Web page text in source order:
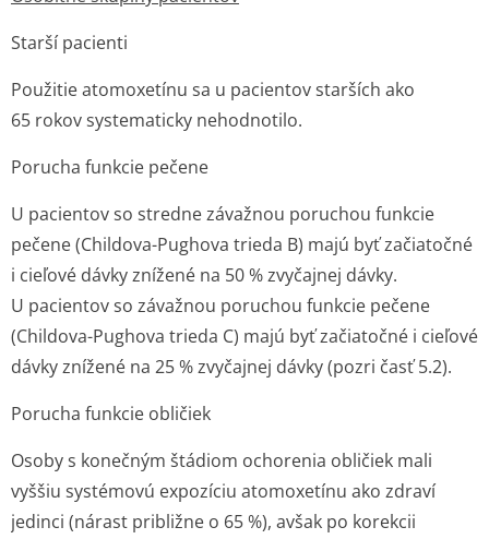
Starší pacienti
Použitie atomoxetínu sa u pacientov starších ako
65 rokov systematicky nehodnotilo.
Porucha funkcie pečene
U pacientov so stredne závažnou poruchou funkcie
pečene (Childova-Pughova trieda B) majú byť začiatočné
i cieľové dávky znížené na 50 % zvyčajnej dávky.
U pacientov so závažnou poruchou funkcie pečene
(Childova-Pughova trieda C) majú byť začiatočné i cieľové
dávky znížené na 25 % zvyčajnej dávky (pozri časť 5.2).
Porucha funkcie obličiek
Osoby s konečným štádiom ochorenia obličiek mali
vyššiu systémovú expozíciu atomoxetínu ako zdraví
jedinci (nárast približne o 65 %), avšak po korekcii